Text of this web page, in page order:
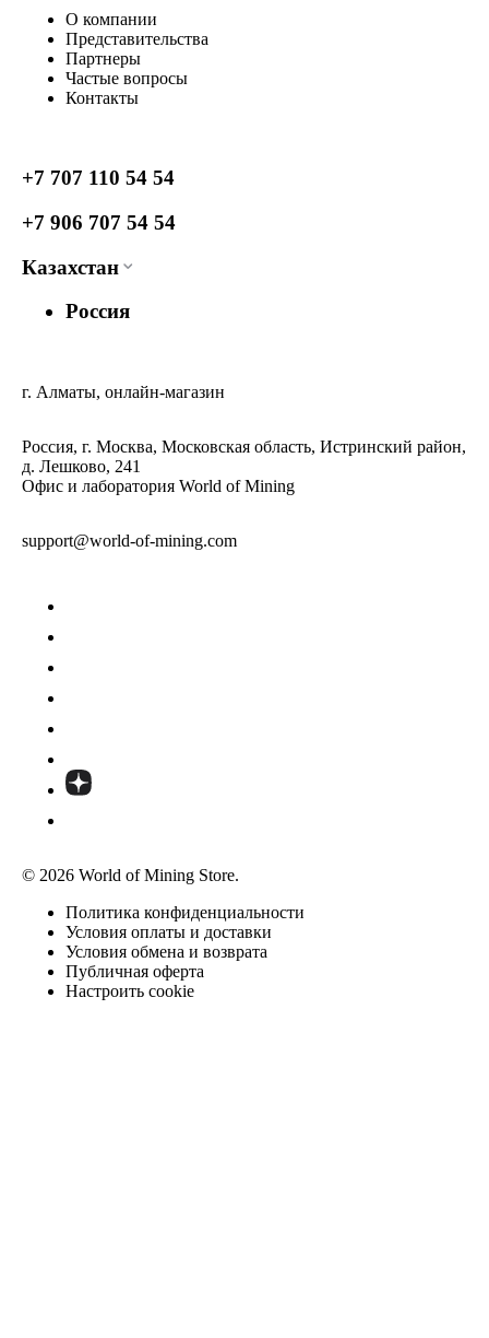
О компании
Представительства
Партнеры
Частые вопросы
Контакты
+7 707 110 54 54
+7 906 707 54 54
Казахстан
Россия
г. Алматы, онлайн-магазин
Россия, г. Москва, Московская область, Истринский район,
д. Лешково, 241
Офис и лаборатория World of Mining
support@world-of-mining.com
© 2026 World of Mining Store.
Политика конфиденциальности
Условия оплаты и доставки
Условия обмена и возврата
Публичная оферта
Настроить cookie